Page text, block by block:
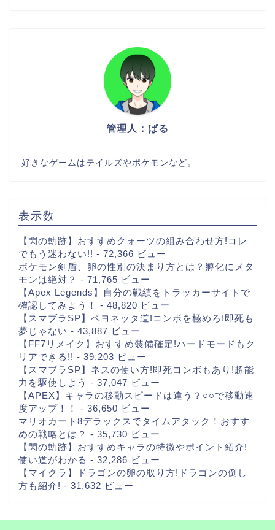
管理人：ぱる
好きなゲームはテイルズやポケモンなど。
表示数
【閃の軌跡】おすすめクォーツの組み合わせ方!コレ
でもう迷わない!! - 72,366 ビュー
ポケモン剣盾、卵の性別の決まり方とは？孵化にメタ
モンは絶対？ - 71,765 ビュー
【Apex Legends】自分の戦績をトラッカーサイトで
確認してみよう！
- 48,820 ビュー
【スマブラSP】ベヨネッタ道!コンボを極めろ!即死も
夢じゃない - 43,887 ビュー
【FF7リメイク】おすすめ装備確定!ハードモードもク
リアできる!! - 39,203 ビュー
【スマブラSP】ネスの使い方!即死コンボもあり!超能
力を駆使しよう - 37,047 ビュー
【APEX】キャラの移動スピードは違う？○○で移動速
度アップ！！
- 36,650 ビュー
マリオカート8デラックスでタイムアタック！おすす
めの戦略とは？ - 35,730 ビュー
【閃の軌跡】おすすめキャラの特徴やポイント紹介!
使い道がわかる - 32,286 ビュー
【マイクラ】ドラゴンの卵の取り方!ドラゴンの倒し
方も紹介! - 31,632 ビュー